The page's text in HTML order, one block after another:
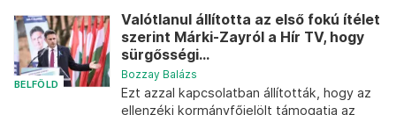
BELFÖLD
Valótlanul állította az első fokú ítélet
szerint Márki-Zayról a Hír TV, hogy
sürgősségi...
Bozzay Balázs
Ezt azzal kapcsolatban állították, hogy az
ellenzéki kormányfőjelölt támogatja az